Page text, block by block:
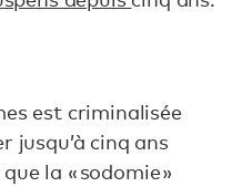
est criminalisée
jusqu’à cinq ans
la « sodomie »